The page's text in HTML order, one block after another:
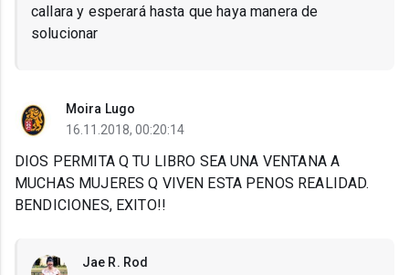
callara y esperará hasta que haya manera de
solucionar
Moira Lugo
16.11.2018, 00:20:14
DIOS PERMITA Q TU LIBRO SEA UNA VENTANA A
MUCHAS MUJERES Q VIVEN ESTA PENOS REALIDAD.
BENDICIONES, EXITO!!
Jae R. Rod